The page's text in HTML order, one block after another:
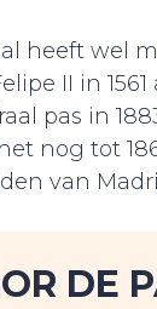
heeft wel
II in
pas in
nog tot
van
DE